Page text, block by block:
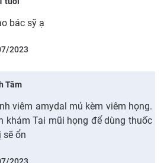
bác sỹ ạ
2023
Tâm
viêm amydal mủ kèm viêm họng.
khám Tai mũi họng để dùng thuốc
sẽ ổn
2023